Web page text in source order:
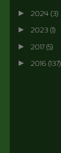
► 2024 (3)
► 2023 (1)
► 2017 (5)
► 2016 (137)